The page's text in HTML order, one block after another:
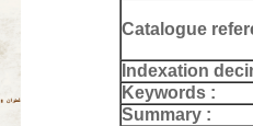
Catalogue
Indexation
Keywords :
Summary :